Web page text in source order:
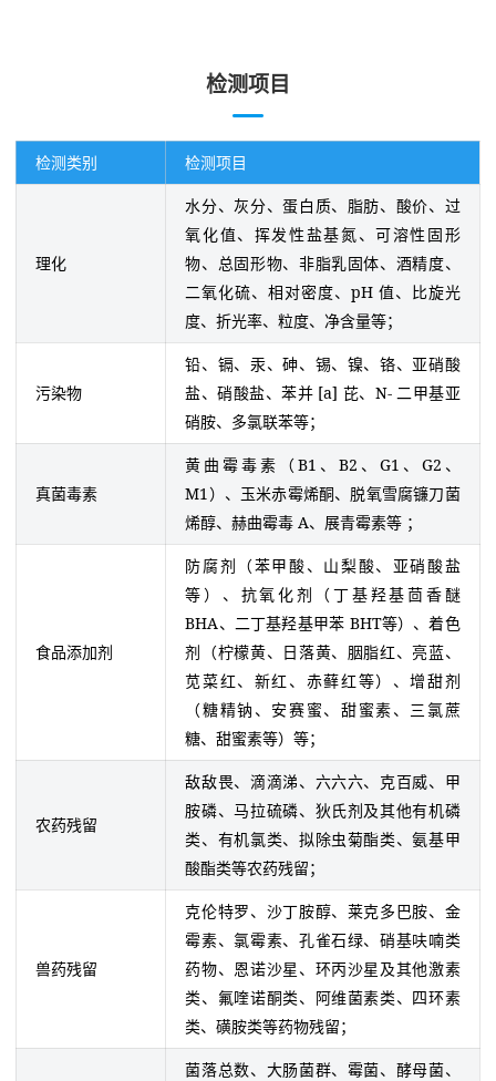
检测项目
检测类别 检测项目
理化
水分、灰分、蛋白质、脂肪、酸价、过
氧化值、挥发性盐基氮、可溶性固形
物、总固形物、非脂乳固体、酒精度、
二氧化硫、相对密度、pH 值、比旋光
度、折光率、粒度、净含量等；
污染物
铅、镉、汞、砷、锡、镍、铬、亚硝酸
盐、硝酸盐、苯并 [a] 芘、N- 二甲基亚
硝胺、多氯联苯等；
真菌毒素
黄曲霉毒素（B1、B2、G1、G2、
M1）、玉米赤霉烯酮、脱氧雪腐镰刀菌
烯醇、赫曲霉毒 A、展青霉素等 ；
食品添加剂
防腐剂（苯甲酸、山梨酸、亚硝酸盐
等）、抗氧化剂（丁基羟基茴香醚
BHA、二丁基羟基甲苯 BHT等）、着色
剂（柠檬黄、日落黄、胭脂红、亮蓝、
苋菜红、新红、赤藓红等）、增甜剂
（糖精钠、安赛蜜、甜蜜素、三氯蔗
糖、甜蜜素等）等；
农药残留
敌敌畏、滴滴涕、六六六、克百威、甲
胺磷、马拉硫磷、狄氏剂及其他有机磷
类、有机氯类、拟除虫菊酯类、氨基甲
酸酯类等农药残留；
兽药残留
克伦特罗、沙丁胺醇、莱克多巴胺、金
霉素、氯霉素、孔雀石绿、硝基呋喃类
药物、恩诺沙星、环丙沙星及其他激素
类、氟喹诺酮类、阿维菌素类、四环素
类、磺胺类等药物残留；
菌落总数、大肠菌群、霉菌、酵母菌、